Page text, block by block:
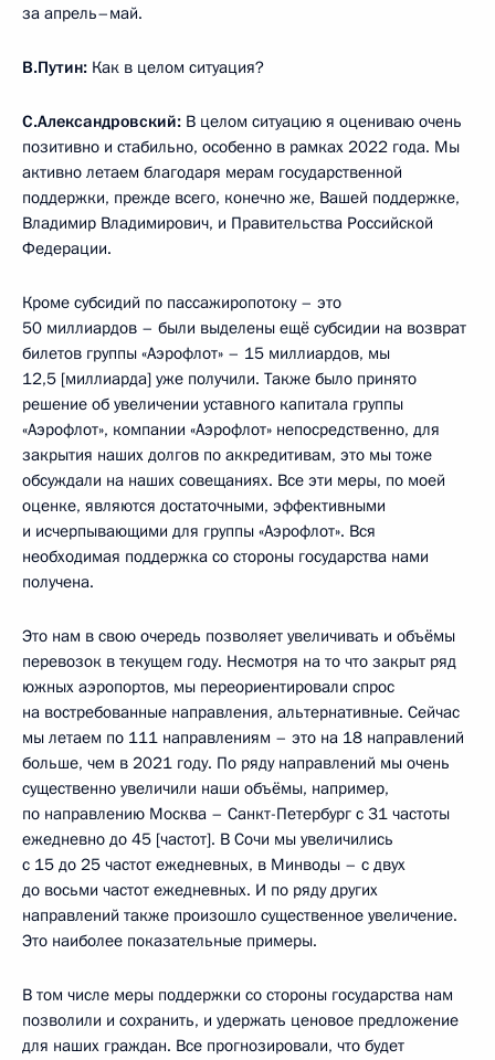
за апрель–май.
В.Путин: Как в целом ситуация?
С.Александровский: В целом ситуацию я оцениваю очень
позитивно и стабильно, особенно в рамках 2022 года. Мы
активно летаем благодаря мерам государственной
поддержки, прежде всего, конечно же, Вашей поддержке,
Владимир Владимирович, и Правительства Российской
Федерации.
Кроме субсидий по пассажиропотоку – это
50 миллиардов – были выделены ещё субсидии на возврат
билетов группы «Аэрофлот» – 15 миллиардов, мы
12,5 [миллиарда] уже получили. Также было принято
решение об увеличении уставного капитала группы
«Аэрофлот», компании «Аэрофлот» непосредственно, для
закрытия наших долгов по аккредитивам, это мы тоже
обсуждали на наших совещаниях. Все эти меры, по моей
оценке, являются достаточными, эффективными
и исчерпывающими для группы «Аэрофлот». Вся
необходимая поддержка со стороны государства нами
получена.
Это нам в свою очередь позволяет увеличивать и объёмы
перевозок в текущем году. Несмотря на то что закрыт ряд
южных аэропортов, мы переориентировали спрос
на востребованные направления, альтернативные. Сейчас
мы летаем по 111 направлениям – это на 18 направлений
больше, чем в 2021 году. По ряду направлений мы очень
существенно увеличили наши объёмы, например,
по направлению Москва – Санкт-Петербург с 31 частоты
ежедневно до 45 [частот]. В Сочи мы увеличились
с 15 до 25 частот ежедневных, в Минводы – с двух
до восьми частот ежедневных. И по ряду других
направлений также произошло существенное увеличение.
Это наиболее показательные примеры.
В том числе меры поддержки со стороны государства нам
позволили и сохранить, и удержать ценовое предложение
для наших граждан. Все прогнозировали, что будет